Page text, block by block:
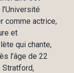
comme actrice,
et
qui chante,
l’âge de 22
Stratford,